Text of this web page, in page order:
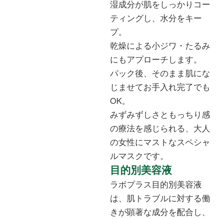
湿成分が肌をしっかりコー
ティングし、水分をキー
プ。
乾燥による小ジワ・たるみ
にもアプローチします。
パック後、そのまま肌にな
じませてお手入れ完了でも
OK。
みずみずしさともっちり感
の療法を感じられる、大人
の女性にマストなスペシャ
ルマスクです。
目的別美容液
ラボプラス目的別美容液
は、肌トラブルに対する働
きが顕著な成分を配合し、